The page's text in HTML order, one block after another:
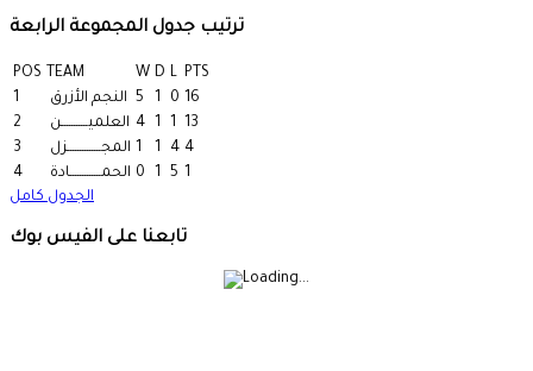
ترتيب جدول المجموعة الرابعة
POS TEAM W D L PTS
1
النجم الأزرق 5 1 0 16
2
العلميـــــــــــن 4 1 1
13
3
المجــــــــــــــزل 1 1 4 4
4
الحمـــــــــــــادة 0 1 5 1
الجدول كامل
تابعنا على الفيس بوك